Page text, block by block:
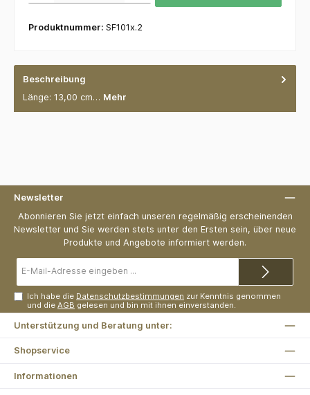
Produktnummer: SF101x.2
Beschreibung
Länge: 13,00 cm… Mehr
Newsletter
Abonnieren Sie jetzt einfach unseren regelmäßig erscheinenden
Newsletter und Sie werden stets unter den Ersten sein, über neue
Produkte und Angebote informiert werden.
Mail-
Ich habe die Datenschutzbestimmungen zur Kenntnis genommen
und dieAGB gelesen und bin mit ihnen einverstanden.
Unterstützung und Beratung unter:
Shopservice
Informationen